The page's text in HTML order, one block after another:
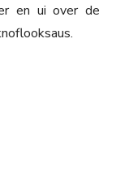
en ui over de